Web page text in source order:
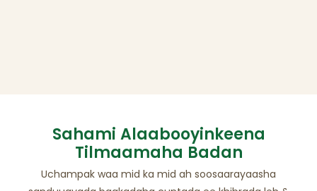
Sahami Alaabooyinkeena
Tilmaamaha Badan
Uchampak waa mid ka mid ah soosaarayaasha